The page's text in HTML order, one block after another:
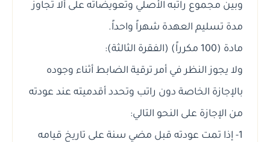
وبين مجموع راتبه الأصلي وتعويضاته على ألا تجاوز
مدة تسليم العهدة شهراً واحداً.
مادة (100 مكرراً) (الفقرة الثالثة):
ولا يجوز النظر في أمر ترقية الضابط أثناء وجوده
بالإجازة الخاصة دون راتب وتحدد أقدميته عند عودته
من الإجازة على النحو التالي:
1- إذا تمت عودته قبل مضي سنة على تاريخ قيامه